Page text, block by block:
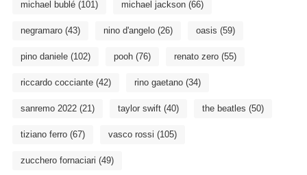
michael bublé(101) michael jackson(66)
negramaro(43) nino d'angelo(26) oasis (59)
pino daniele(102) pooh(76) renato zero(55)
riccardo cocciante(42) rino gaetano(34)
sanremo 2022(21) taylor swift(40) the beatles (50)
tiziano ferro(67) vasco rossi (105)
zucchero fornaciari (49)